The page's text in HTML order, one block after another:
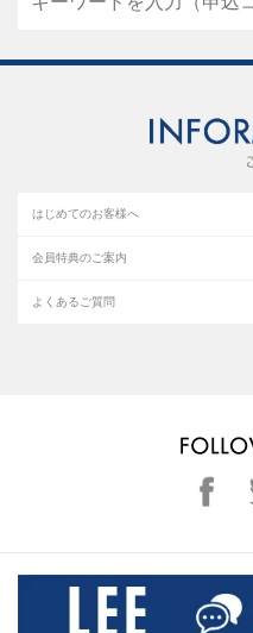
はじめてのお客様へ
会員特典のご案内
よくあるご質問